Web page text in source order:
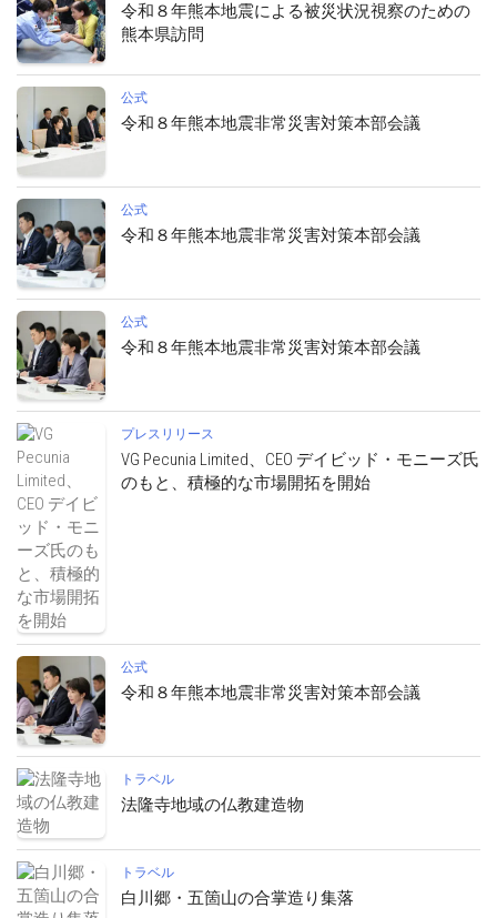
令和８年熊本地震による被災状況視察のための
熊本県訪問
公式
令和８年熊本地震非常災害対策本部会議
公式
令和８年熊本地震非常災害対策本部会議
公式
令和８年熊本地震非常災害対策本部会議
プレスリリース
VG Pecunia Limited、CEO デイビッド・モニーズ氏
のもと、積極的な市場開拓を開始
公式
令和８年熊本地震非常災害対策本部会議
トラベル
法隆寺地域の仏教建造物
トラベル
白川郷・五箇山の合掌造り集落